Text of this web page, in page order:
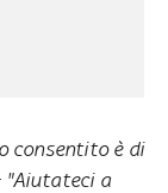
consentito è di
"Aiutateci a